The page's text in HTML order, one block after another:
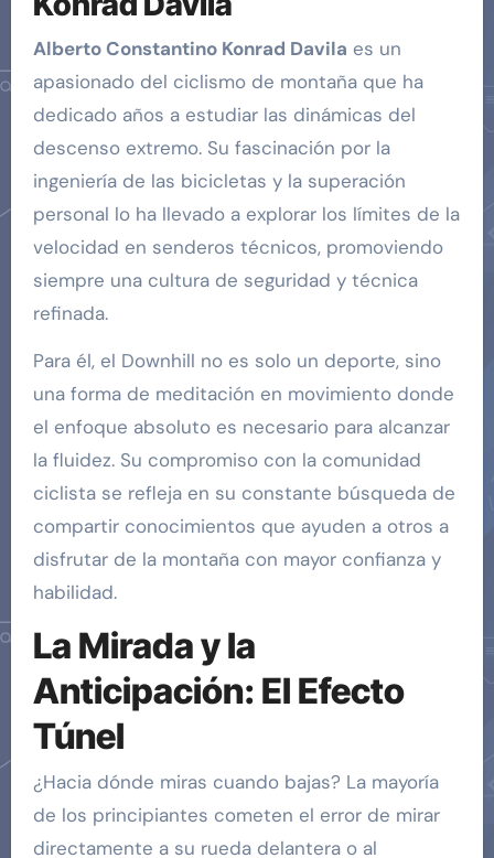
Alberto Constantino Konrad Davila es un
apasionado del ciclismo de montaña que ha
dedicado años a estudiar las dinámicas del
descenso extremo. Su fascinación por la
ingeniería de las bicicletas y la superación
personal lo ha llevado a explorar los límites de la
velocidad en senderos técnicos, promoviendo
siempre una cultura de seguridad y técnica
refinada.
Para él, el Downhill no es solo un deporte, sino
una forma de meditación en movimiento donde
el enfoque absoluto es necesario para alcanzar
la fluidez. Su compromiso con la comunidad
ciclista se refleja en su constante búsqueda de
compartir conocimientos que ayuden a otros a
disfrutar de la montaña con mayor confianza y
habilidad.
La Mirada y la
Anticipación: El Efecto
Túnel
¿Hacia dónde miras cuando bajas? La mayoría
de los principiantes cometen el error de mirar
directamente a su rueda delantera o al